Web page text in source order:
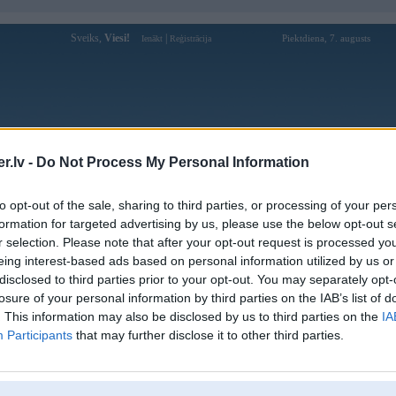
- Do Not Process My Personal Information
opt-out of the sale, sharing to third parties, or processing of your
for targeted advertising by us, please use the below opt-out
selection. Please note that after your opt-out request is processed
interest-based ads based on personal information utilized by us
to third parties prior to your opt-out. You may separately
of your personal information by third parties on the IAB’s list of
This information may also be disclosed by us to third parties on the
Participants that may further disclose it to other third parties.
Sveiks, Viesi! Ienākt Reģistrācija Piektdiena, 7. augusts
Forums Galerijas Reģistrācija Lietotāji
Lietotāja bet88buscom profils
Lietotājvārds:
bet88buscom
Ziņojumi forumā:
0
Pēdējie ziņojumi forumā